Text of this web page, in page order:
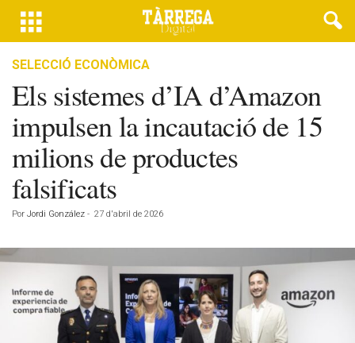
SELECCIÓ ECONÒMICA
Els sistemes d’IA d’Amazon
impulsen la incautació de 15
milions de productes
falsificats
Por Jordi González - 27 d'abril de 2026